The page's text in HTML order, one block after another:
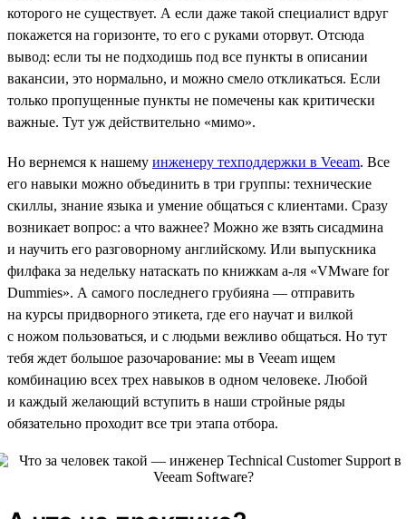
которого не существует. А если даже такой специалист вдруг
покажется на горизонте, то его с руками оторвут. Отсюда
вывод: если ты не подходишь под все пункты в описании
вакансии, это нормально, и можно смело откликаться. Если
только пропущенные пункты не помечены как критически
важные. Тут уж действительно «мимо».
Но вернемся к нашему инженеру техподдержки в Veeam. Все
его навыки можно объединить в три группы: технические
скиллы, знание языка и умение общаться с клиентами. Сразу
возникает вопрос: а что важнее? Можно же взять сисадмина
и научить его разговорному английскому. Или выпускника
филфака за недельку натаскать по книжкам а-ля «VMware for
Dummies». А самого последнего грубияна — отправить
на курсы придворного этикета, где его научат и вилкой
с ножом пользоваться, и с людьми вежливо общаться. Но тут
тебя ждет большое разочарование: мы в Veeam ищем
комбинацию всех трех навыков в одном человеке. Любой
и каждый желающий вступить в наши стройные ряды
обязательно проходит все три этапа отбора.